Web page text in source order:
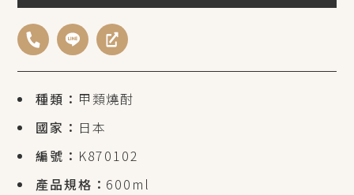
種類： 甲類燒酎
國家： 日本
編號： K870102
產品規格： 600ml